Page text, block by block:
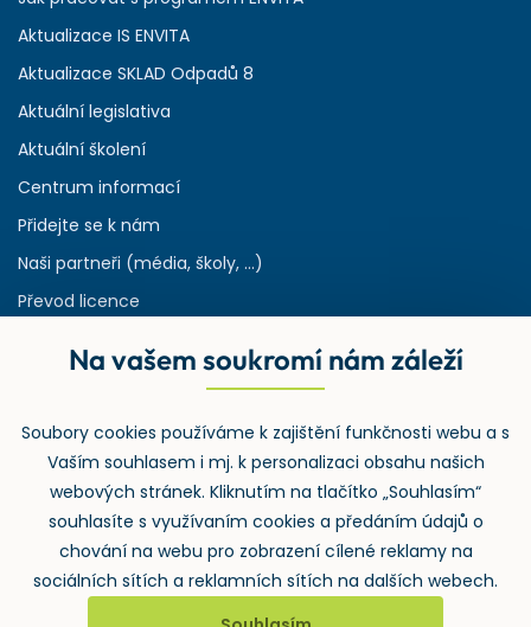
Aktualizace IS ENVITA
Aktualizace SKLAD Odpadů 8
Aktuální legislativa
Aktuální školení
Centrum informací
Přidejte se k nám
Naši partneři (média, školy, ...)
Převod licence
Rejstřík používaných zkratek v odpadech
Zpětný odběr
Na vašem soukromí nám záleží
Soubory cookies používáme k zajištění funkčnosti webu a s
Vaším souhlasem i mj. k personalizaci obsahu našich
webových stránek. Kliknutím na tlačítko „Souhlasím“
souhlasíte s využívaním cookies a předáním údajů o
chování na webu pro zobrazení cílené reklamy na
sociálních sítích a reklamních sítích na dalších webech.